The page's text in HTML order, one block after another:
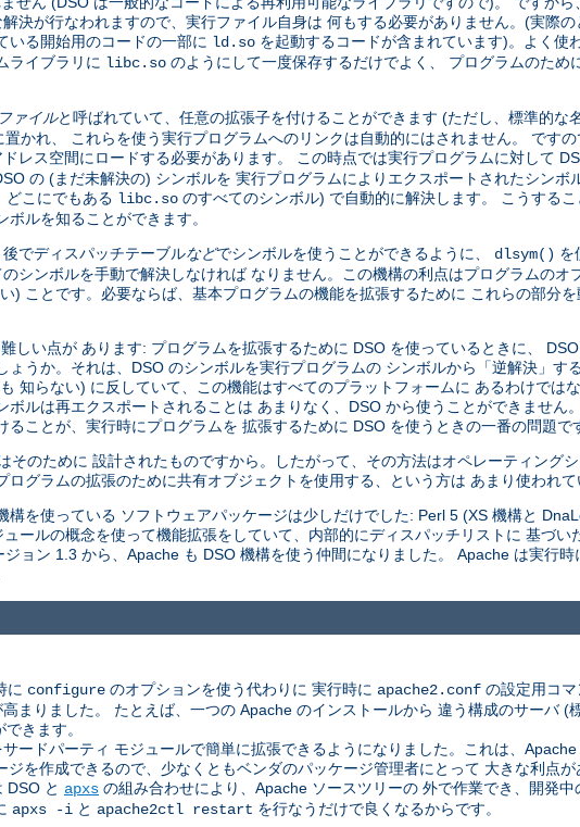
決が行なわれますので、実行ファイル自身は 何もする必要がありません。(実際
いる開始用のコードの一部に ld.so を起動するコードが含まれています)。よく使
ライブラリに libc.so のようにして一度保存するだけでよく、 プログラムのため
ァイルと呼ばれていて、任意の拡張子を付けることができます (ただし、標準的な
かれ、 これらを使う実行プログラムへのリンクは自動的にはされません。 です
レス空間にロードする必要があります。 この時点では実行プログラムに対して
の (まだ未解決の) シンボルを 実行プログラムによりエクスポートされたシンボ
どこにでもある libc.so のすべてのシンボル) で自動的に解決します。 こうする
ルを知ることができます。
でディスパッチテーブルなどでシンボルを使うことができるように、 dlsym() を
シンボルを手動で解決しなければ なりません。この機構の利点はプログラムのオ
) ことです。必要ならば、基本プログラムの機能を拡張するために これらの部分
しい点が あります: プログラムを拡張するために DSO を使っているときに、
うか。それは、DSO のシンボルを実行プログラムの シンボルから「逆解決」す
知らない) に反していて、この機能はすべてのプラットフォームに あるわけでは
ルは再エクスポートされることは あまりなく、DSO から使うことができません
ことが、実行時にプログラムを 拡張するために DSO を使うときの一番の問題で
のために 設計されたものですから。したがって、その方法はオペレーティング
グラムの拡張のために共有オブジェクトを使用する、という方は あまり使われて
を使っている ソフトウェアパッケージは少しだけでした: Perl 5 (XS 機構と
ールの概念を使って機能拡張をしていて、内部的にディスパッチリストに 基づい
ョン 1.3 から、Apache も DSO 機構を使う仲間になりました。 Apache は実行時
に configure のオプションを使う代わりに 実行時に apache2.conf の設定用コマ
まりました。 たとえば、一つの Apache のインストールから 違う構成のサーバ (
きます。
ードパーティ モジュールで簡単に拡張できるようになりました。これは、Apache
を作成できるので、少なくともベンダのパッケージ管理者にとって 大きな利点が
DSO と apxs の組み合わせにより、Apache ソースツリーの 外で作業でき、開発
apxs -i と apache2ctl restart を行なうだけで良くなるからです。